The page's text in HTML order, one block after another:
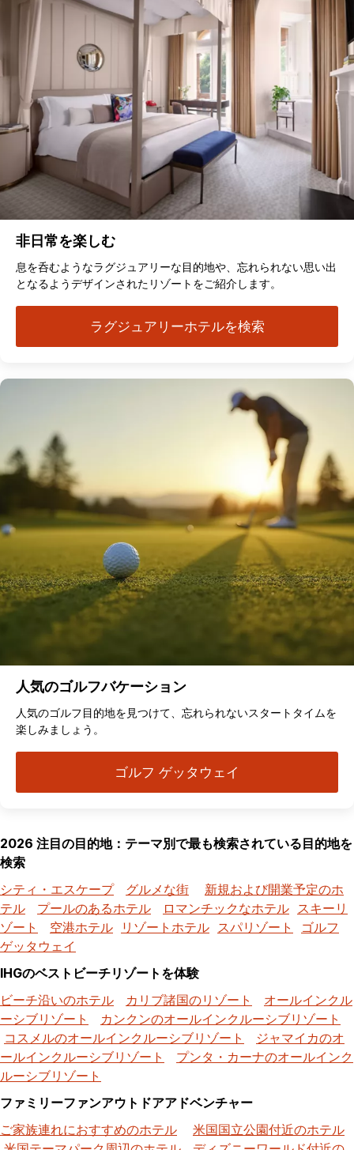
非日常を楽しむ
息を呑むようなラグジュアリーな目的地や、忘れられない思い出
となるようデザインされたリゾートをご紹介します。
ラグジュアリーホテルを検索
人気のゴルフバケーション
人気のゴルフ目的地を見つけて、忘れられないスタートタイムを
楽しみましょう。
ゴルフ ゲッタウェイ
2026 注目の目的地：テーマ別で最も検索されている目的地を
検索
シティ・エスケープ
グルメな街
新規および開業予定のホ
テル
プールのあるホテル ロマンチックなホテル スキーリ
ゾート
空港ホテル リゾートホテル スパリゾート
ゴルフ
ゲッタウェイ
IHGのベストビーチリゾートを体験
ビーチ沿いのホテル
カリブ諸国のリゾート
オールインクル
ーシブリゾート
カンクンのオールインクルーシブリゾート
コスメルのオールインクルーシブリゾート
ジャマイカのオ
ールインクルーシブリゾート
プンタ・カーナのオールインク
ルーシブリゾート
ファミリーファンアウトドアアドベンチャー
ご家族連れにおすすめのホテル
米国国立公園付近のホテル